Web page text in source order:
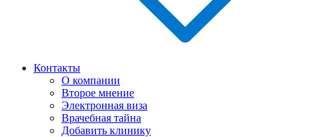
Контакты
О компании
Второе мнение
Электронная виза
Врачебная тайна
Добавить клинику